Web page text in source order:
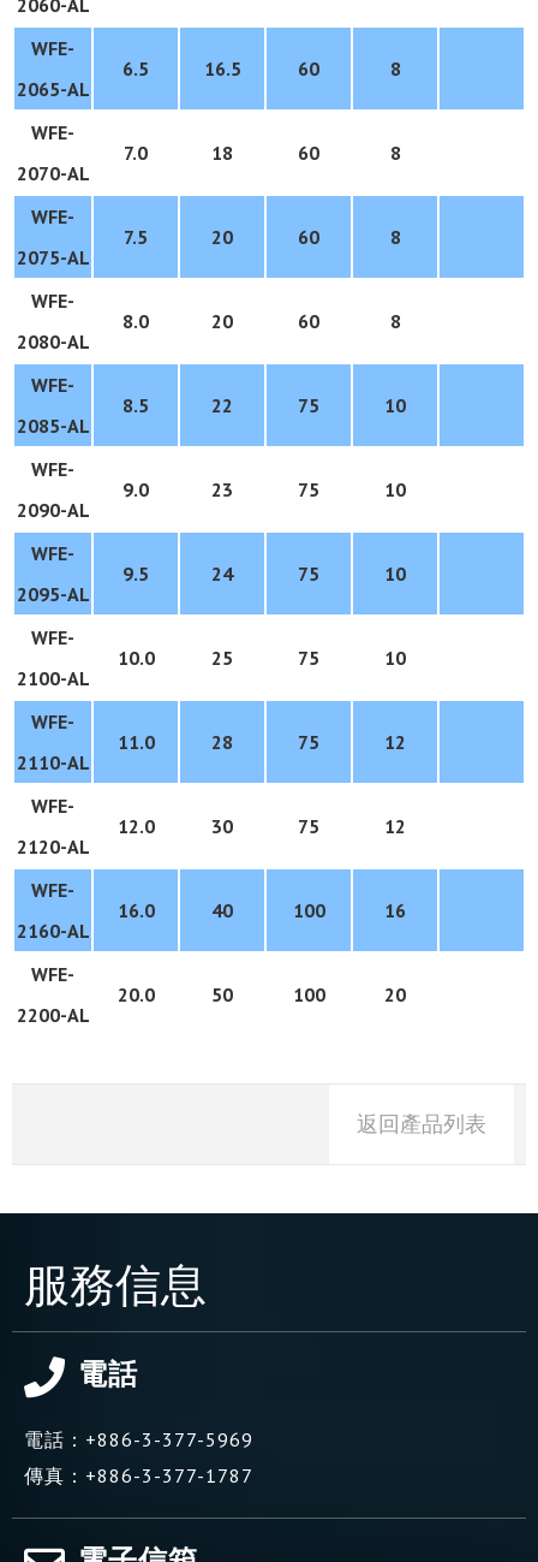
WFE-
2065-AL
6.5 16.5 60 8
WFE-
2070-AL
7.0 18 60 8
WFE-
2075-AL
7.5 20 60 8
WFE-
2080-AL
8.0 20 60 8
WFE-
2085-AL
8.5 22 75 10
WFE-
2090-AL
9.0 23 75 10
WFE-
2095-AL
9.5 24 75 10
WFE-
2100-AL
10.0 25 75 10
WFE-
2110-AL
11.0 28 75 12
WFE-
2120-AL
12.0 30 75 12
WFE-
2160-AL
16.0 40 100 16
WFE-
2200-AL
20.0 50 100 20
返回產品列表
服務信息
電話
電話： +886-3-377-5969
傳真： +886-3-377-1787